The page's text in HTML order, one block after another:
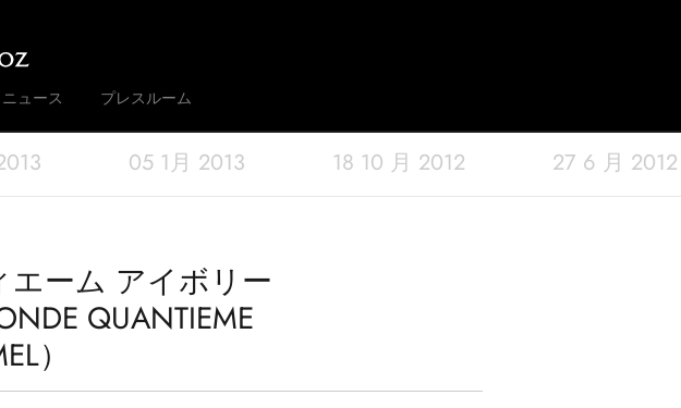
歴史
ニュース プレスルーム
05 1月 2013 18 10 月 2012 27 6 月 2012
ーム アイボリー
QUANTIEME
）